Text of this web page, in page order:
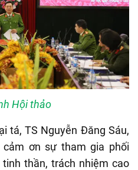
Hội thảo
tá, TS Nguyễn Đăng Sáu,
cảm ơn sự tham gia phối
thần, trách nhiệm cao